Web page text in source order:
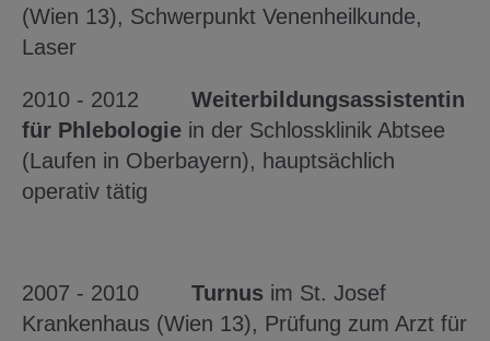
(Wien 13), Schwerpunkt Venenheilkunde,
Laser
2010 - 2012
Weiterbildungsassistentin
für Phlebologie in der Schlossklinik Abtsee
(Laufen in Oberbayern), hauptsächlich
operativ tätig
2007 - 2010 Turnus im St. Josef
Krankenhaus (Wien 13), Prüfung zum Arzt für